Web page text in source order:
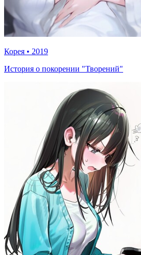
Корея • 2019
История о покорении "Творений"